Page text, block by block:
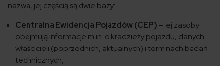
nazwa, jej częścią są dwie bazy:
Centralna Ewidencja Pojazdów (CEP) – jej zasoby
obejmują informacje m.in. o kradzieży pojazdu, danych
właścicieli (poprzednich, aktualnych) i terminach badań
technicznych,